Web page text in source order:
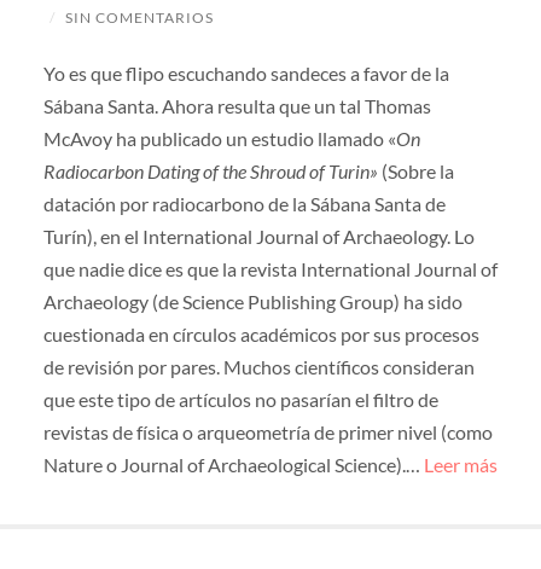
/ SIN COMENTARIOS
Yo es que flipo escuchando sandeces a favor de la
Sábana Santa. Ahora resulta que un tal Thomas
McAvoy ha publicado un estudio llamado «On
Radiocarbon Dating of the Shroud of Turin» (Sobre la
datación por radiocarbono de la Sábana Santa de
Turín), en el International Journal of Archaeology. Lo
que nadie dice es que la revista International Journal of
Archaeology (de Science Publishing Group) ha sido
cuestionada en círculos académicos por sus procesos
de revisión por pares. Muchos científicos consideran
que este tipo de artículos no pasarían el filtro de
revistas de física o arqueometría de primer nivel (como
Nature o Journal of Archaeological Science).… Leer más